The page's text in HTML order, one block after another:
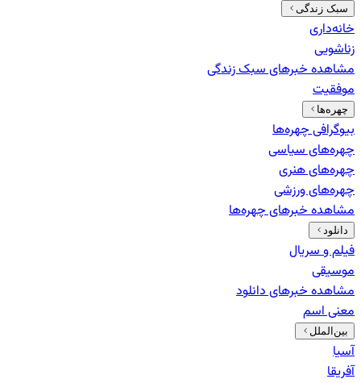
سبک زندگی
خانه‌داری
زناشویی
مشاهده خبرهایسبک زندگی
موفقیت
چهره‌ها
بیوگرافی چهره‌ها
چهره‌های سیاسی
چهره‌های هنری
چهره‌های ورزشی
مشاهده خبرهایچهره‌ها
دانلود
فیلم و سریال
موسیقی
مشاهده خبرهایدانلود
معنی اسم
بین‌الملل
آسیا
آفریقا